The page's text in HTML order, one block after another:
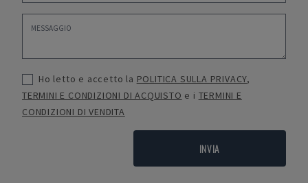
Ho letto e accetto la POLITICA SULLA PRIVACY,
TERMINI E CONDIZIONI DI ACQUISTO e i TERMINI E
CONDIZIONI DI VENDITA
INVIA